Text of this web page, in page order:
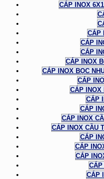
CÁP INOX
CÁP
CÁP
CÁP
CÁP INOX
CÁP INOX BỌC
CÁP
CÁP INOX
CÁP
CÁP
CÁP INOX
CÁP INOX CẦU
CÁP
CÁP
CÁP
CÁP